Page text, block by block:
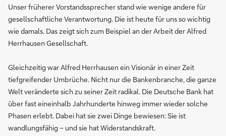
Unser früherer Vorstandssprecher stand wie wenige andere für
gesellschaftliche Verantwortung. Die ist heute für uns so wichtig
wie damals. Das zeigt sich zum Beispiel an der Arbeit der Alfred
Herrhausen Gesellschaft.
Gleichzeitig war Alfred Herrhausen ein Visionär in einer Zeit
tiefgreifender Umbrüche. Nicht nur die Bankenbranche, die ganze
Welt veränderte sich zu seiner Zeit radikal. Die Deutsche Bank hat
über fast eineinhalb Jahrhunderte hinweg immer wieder solche
Phasen erlebt. Dabei hat sie zwei Dinge bewiesen: Sie ist
wandlungsfähig – und sie hat Widerstandskraft.